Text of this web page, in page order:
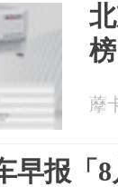
榜
藦
早报「8